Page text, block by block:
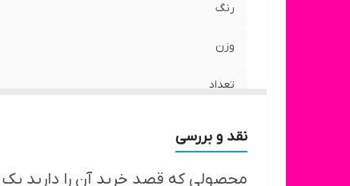
رنگ
وزن
تعداد
نقد و بررسی
محصولی که قصد خرید آن را دارید